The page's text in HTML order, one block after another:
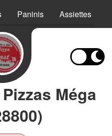
Paninis Assiettes
Méga